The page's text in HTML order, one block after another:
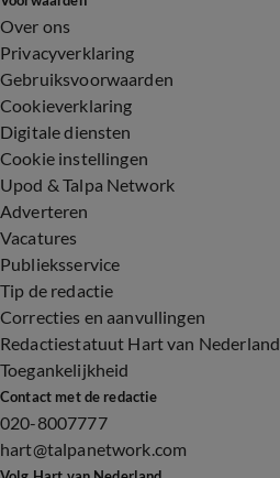
Over ons
Privacyverklaring
Gebruiksvoorwaarden
Cookieverklaring
Digitale diensten
Cookie instellingen
Upod & Talpa Network
Adverteren
Vacatures
Publieksservice
Tip de redactie
Correcties en aanvullingen
Redactiestatuut Hart van Nederland
Toegankelijkheid
Contact met de redactie
020-8007777
hart@talpanetwork.com